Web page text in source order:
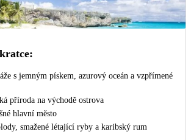
s jemným pískem, azurový oceán a vzpřímené
příroda na východě ostrova
hlavní město
smažené létající ryby a karibský rum